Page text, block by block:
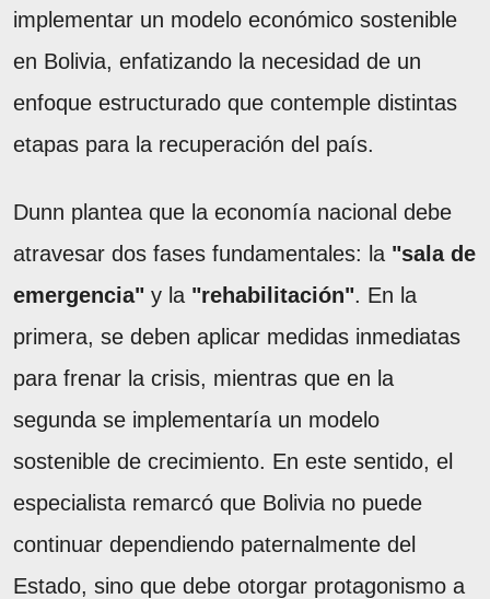
implementar un modelo económico sostenible
en Bolivia, enfatizando la necesidad de un
enfoque estructurado que contemple distintas
etapas para la recuperación del país.
Dunn plantea que la economía nacional debe
atravesar dos fases fundamentales: la "sala de
emergencia" y la "rehabilitación". En la
primera, se deben aplicar medidas inmediatas
para frenar la crisis, mientras que en la
segunda se implementaría un modelo
sostenible de crecimiento. En este sentido, el
especialista remarcó que Bolivia no puede
continuar dependiendo paternalmente del
Estado, sino que debe otorgar protagonismo a